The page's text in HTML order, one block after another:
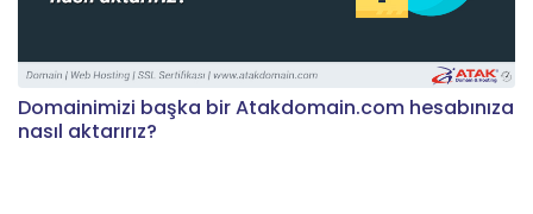
Domainimizi başka bir Atakdomain.com hesabınıza
nasıl aktarırız?